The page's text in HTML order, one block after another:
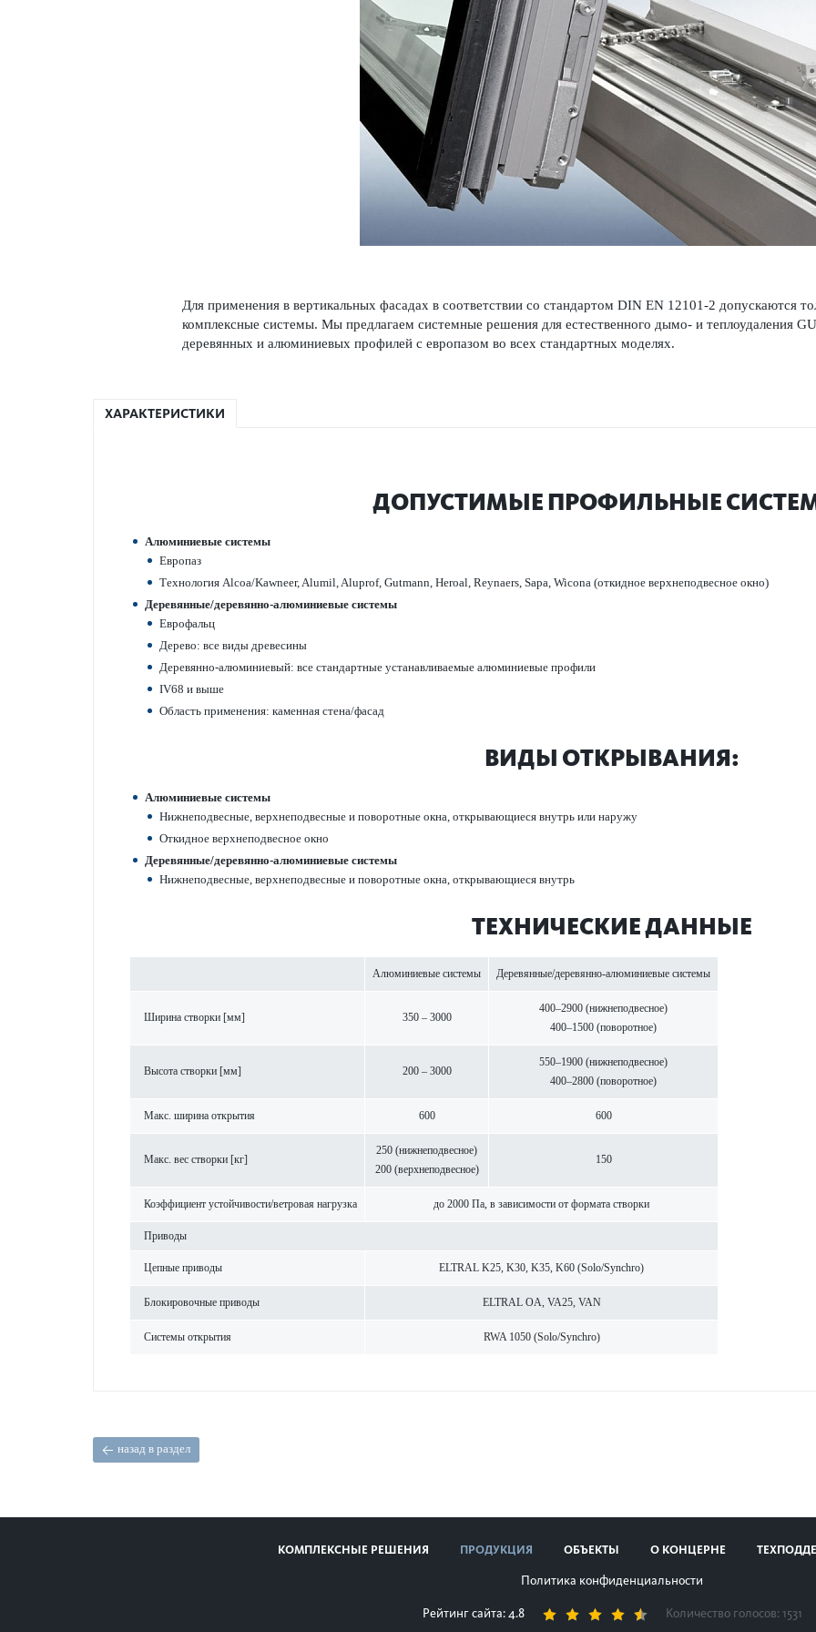
Для применения в вертик­альных фасадах в соотв­е­тствии со стандартом DIN EN 12101-2 допус­ка­ются
комплексные сис­темы. Мы предлагаем сис­темные решения для естес­твенного дымо- и теплоуда­л­ения
дер­евянных и алюминиевых профилей с евр­опазом во всех стандартных моделях.
ХАРАКТЕРИСТИКИ
ДОПУ­СТ­ИМЫЕ ПРОФИЛЬНЫЕ
Алюминиевые сис­темы
Евр­опаз
Технол­огия Alcoa/Kawneer, Alumil, Aluprof, Gutmann, Heroal, Reynaers, Sapa, Wicona (откидное верхнепо­д­в­есное окно)
Дер­евянные/дер­евянно-алюминиевые сис­темы
Евр­офальц
Дерево: все виды дре­в­есины
Дер­евянно-алюминиевый: все стандартные устанавливаемые алюминиевые профили
IV68 и выше
Область применения: каменная стена/фасад
ВИДЫ ОТКРЫВАНИЯ:
Алюминиевые сис­темы
Нижнепо­д­в­есные, верхнепо­д­в­есные и пово­р­отные окна, открывающиеся внутрь или наружу
Откидное верхнепо­д­в­есное окно
Дер­евянные/дер­евянно-алюминиевые сис­темы
Нижнепо­д­в­есные, верхнепо­д­в­есные и пово­р­отные окна, открывающиеся внутрь
ТЕХНИЧЕСКИЕ ДАННЫЕ
Алюминиевые сис­темы Дер­евянные/дер­евянно-алюминиевые сис­темы
Ширина створки [мм] 350 – 3000
400–2900 (нижнепо­д­в­есное)
400–1500 (пово­р­отное)
Высота створки [мм] 200 – 3000
550–1900 (нижнепо­д­в­есное)
400–2800 (пово­р­отное)
Макс. ширина открытия 600 600
Макс. вес створки [кг]
250 (нижнепо­д­в­есное)
200 (верхнепо­д­в­есное)
150
Коэффициент устойчив­ости/ветровая нагрузка до 2000 Па, в зав­исимости от формата створки
При­воды
Цепные при­воды ELTRAL K25, K30, K35, K60 (Solo/Synchro)
Блокировочные при­воды ELTRAL OA, VA25, VAN
Сис­темы открытия RWA 1050 (Solo/Synchro)
назад в раздел
КОМПЛЕКСНЫЕ РЕШЕНИЯ ПРОДУКЦИЯ ОБЪЕКТЫ О КОНЦЕРНЕ
Политика конфиденциальности
Рейтинг сайта: 4.8 Количество голосов: 1531